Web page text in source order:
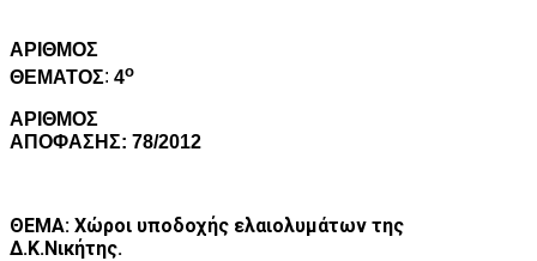
A ΡΙΘΜΟΣ
ΘΕΜΑΤΟΣ: 4ο
ΑΡΙΘΜΟΣ
ΑΠΟΦΑΣΗΣ: 78/2012
ΘΕΜΑ: Χώροι υποδοχής ελαιολυμάτων της
Δ.Κ.Νικήτης.